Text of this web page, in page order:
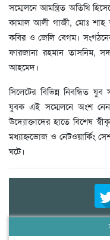
সম্মেলনে আমন্ত্রিত অতিথি
কামাল আলী গাজী, মোঃ শাহ
কবির ও জেলি বেগম।
ফারজানা রহমান তাসনিম,
আহমেদ।
সিলেটের বিভিন্ন নিবন্ধিত যুব
যুবক এই সম্মেলনে অংশ
উদ্যোক্তাদের হাতে বিশেষ
মধ্যাহ্নভোজ ও নেটওয়ার্কিং
ঘটে।